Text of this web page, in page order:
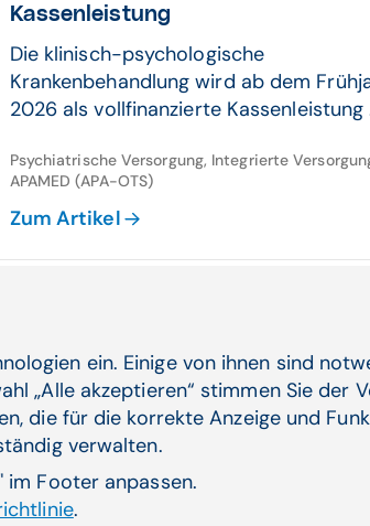
Kassen­leis­tung
Die klinisch-psychologische
Krankenbehandlung wird ab dem
2026 als vollfinanzierte Kassenleistung
Psychiatrische Versorgung, Integrierte
APAMED (APA-OTS)
Zum Artikel
Rech­nungs­hof-Präsi­dentin für
weite Spitals­pla­nung
Rechnungshof-Präsidentin Kraker:
von "ganz gravierende und tiefgreifende
Reformen" zur ...
ein. Einige von ihnen sind
„Alle akzeptieren“ stimmen Sie der
die für die korrekte Anzeige und
verwalten.
im Footer anpassen.
.